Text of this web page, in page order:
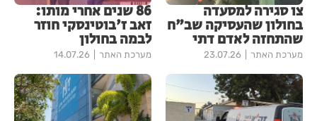
צו סגירה למסעדה
בחולון שהעסיקה שב"ח
שהתחזה לאדם דתי
מערכת האתר 23.07.26
86 שנים אחרי מותו:
זאב ז'בוטינסקי חוזר
לבמה בחולון
מערכת האתר 14.07.26